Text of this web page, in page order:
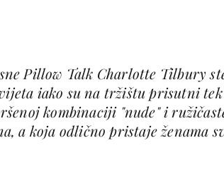
Pillow Talk Charlotte Tilbury
iako su na tržištu prisutni tek
kombinaciji "nude" i
a koja odlično pristaje ženama
Viber